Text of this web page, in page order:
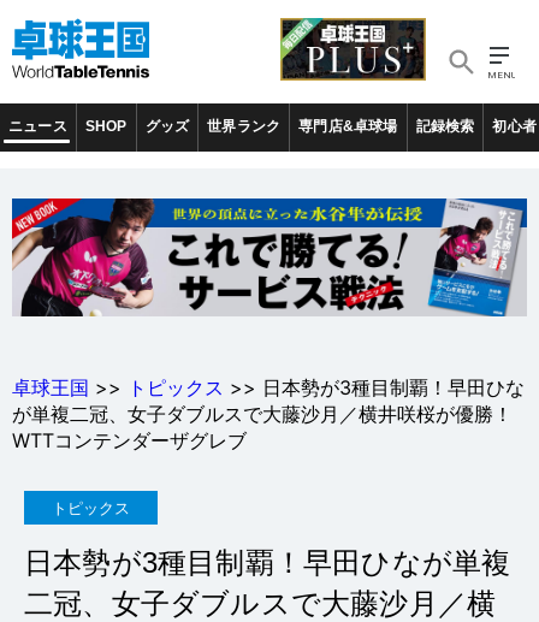
ニュース SHOP グッズ 世界ランク 専門店&卓球場 記録検索 初心者
卓球王国 >> トピックス >> 日本勢が3種目制覇！早田ひな
が単複二冠、女子ダブルスで大藤沙月／横井咲桜が優勝！
WTTコンテンダーザグレブ
トピックス
日本勢が3種目制覇！早田ひなが単複
二冠、女子ダブルスで大藤沙月／横